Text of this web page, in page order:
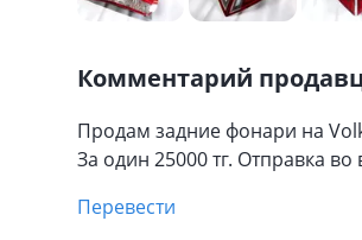
Комментарий
Продам задние фонари на
За один 25000 тг. Отправка
Перевести